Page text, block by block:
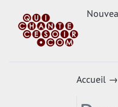
Accueil→